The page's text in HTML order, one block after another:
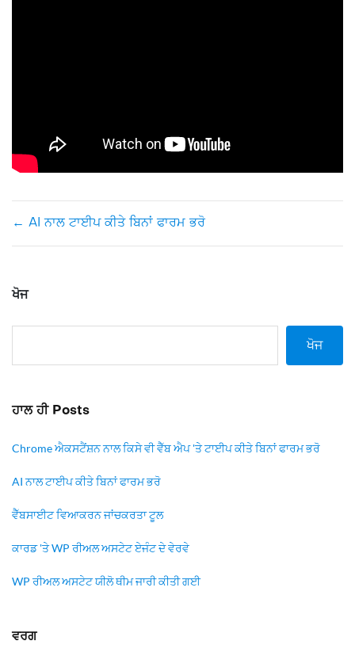
← AI ਨਾਲ ਟਾਈਪ ਕੀਤੇ ਬਿਨਾਂ ਫਾਰਮ ਭਰੋ
ਖੋਜ
ਖੋਜ
ਹਾਲ ਹੀ Posts
Chrome ਐਕਸਟੈਂਸ਼ਨ ਨਾਲ ਕਿਸੇ ਵੀ ਵੈੱਬ ਐਪ 'ਤੇ ਟਾਈਪ ਕੀਤੇ ਬਿਨਾਂ ਫਾਰਮ ਭਰੋ
AI ਨਾਲ ਟਾਈਪ ਕੀਤੇ ਬਿਨਾਂ ਫਾਰਮ ਭਰੋ
ਵੈੱਬਸਾਈਟ ਵਿਆਕਰਨ ਜਾਂਚਕਰਤਾ ਟੂਲ
ਕਾਰਡ 'ਤੇ WP ਰੀਅਲ ਅਸਟੇਟ ਏਜੰਟ ਦੇ ਵੇਰਵੇ
WP ਰੀਅਲ ਅਸਟੇਟ ਯੀਲੋ ਥੀਮ ਜਾਰੀ ਕੀਤੀ ਗਈ
ਵਰਗ